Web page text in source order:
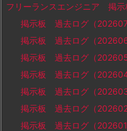
フリーランスエンジニア 掲示
掲示板 過去ログ（
掲示板 過去ログ（
掲示板 過去ログ（
掲示板 過去ログ（
掲示板 過去ログ（
掲示板 過去ログ（
掲示板 過去ログ（